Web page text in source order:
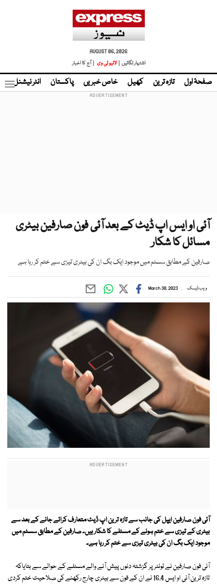
AUGUST 06, 2026
اشتہار لگائیں |
لائیو ٹی وی | آج کا اخبار
صفحۂ اول تازہ ترین کھیل خاص خبریں پاکستان انٹر نیشنل
آئی او ایس اپ ڈیٹ کے بعد آئی فون صارفین بیٹری
مسائل کا شکار
صارفین کے مطابق سسٹم میں موجود ایک بگ ان کی بیٹری تیزی سے ختم کر رہا ہے
ویب ڈیسک March 30, 2023
آئی فون صارفین ایپل کی جانب سے تازہ ترین اپ ڈیٹ متعارف کرائے جانے کے بعد سے
بیٹری کے تیزی سے ختم ہونے کے مسئلے کا شکار ہیں۔ صارفین کے مطابق سسٹم میں
موجود ایک بگ ان کی بیٹری تیزی سے ختم کر رہا ہے۔
آئی فون صارفین نے ٹوئٹر پر گزشتہ دنوں پیش آنے والے مسئلے کے حوالے سے بتایاکہ
تازہ ترین آئی او ایس 16.4 نے ان کے فون سے بیٹری چارج رکھنے کی صلاحیت ختم کردی